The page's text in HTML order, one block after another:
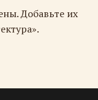
Добавьте их